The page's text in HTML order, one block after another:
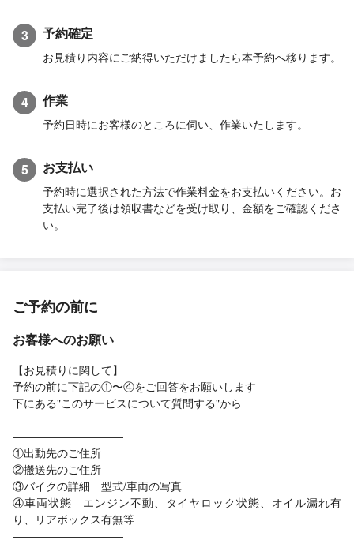
3 予約確定
お見積り内容にご納得いただけましたら本予約へ移ります。
4 作業
予約日時にお客様のところに伺い、作業いたします。
5 お支払い
予約時に選択された方法で作業料金をお支払いください。お
支払い完了後は領収書などを受け取り、金額をご確認くださ
い。
ご予約の前に
お客様へのお願い
【お見積りに関して】
予約の前に下記の①〜④をご回答をお願いします
下にある"このサービスについて質問する"から
――――――――――
①出動先のご住所
②搬送先のご住所
③バイクの詳細 型式/車両の写真
④車両状態 エンジン不動、タイヤロック状態、オイル漏れ有
り、リアボックス有無等
――――――――――